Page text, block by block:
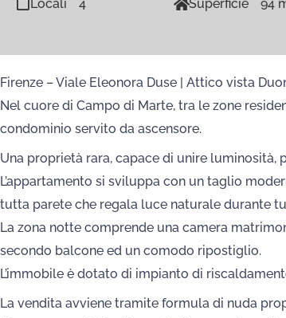
Locali 4 Superficie 94
Firenze – Viale Eleonora Duse | Attico vista
Nel cuore di Campo di Marte, tra le zone
condominio servito da ascensore.
Una proprietà rara, capace di unire
L’appartamento si sviluppa con un taglio
tutta parete che regala luce naturale durante
La zona notte comprende una camera
secondo balcone ed un comodo ripostiglio.
L’immobile è dotato di impianto di
La vendita avviene tramite formula di nuda